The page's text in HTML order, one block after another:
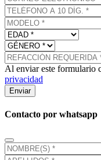
Al enviar este formulario
privacidad
Enviar
Contacto por whatsapp